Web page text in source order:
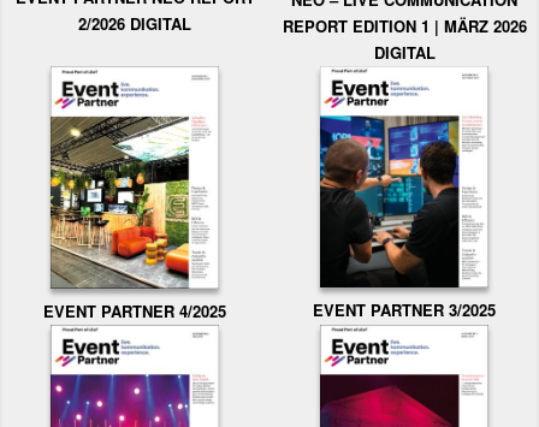
2/2026 DIGITAL
REPORT EDITION 1 | MÄRZ 2026
DIGITAL
EVENT PARTNER 4/2025 EVENT PARTNER 3/2025